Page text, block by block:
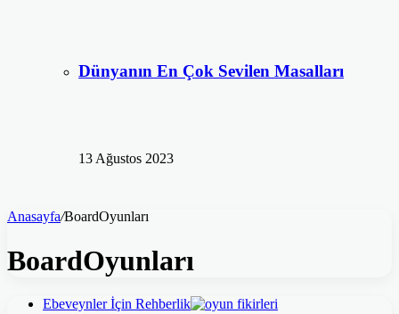
Dünyanın En Çok Sevilen Masalları
13 Ağustos 2023
Anasayfa/BoardOyunları
BoardOyunları
Ebeveynler İçin Rehberlik